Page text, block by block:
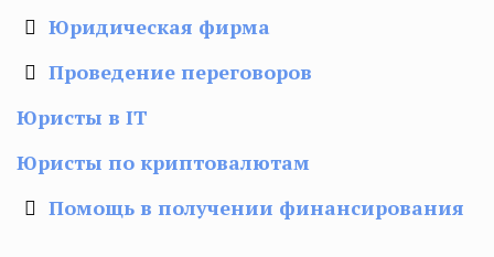
Юридическая фирма
Проведение переговоров
Юристы в IT
Юристы по криптовалютам
Помощь в получении финансирования